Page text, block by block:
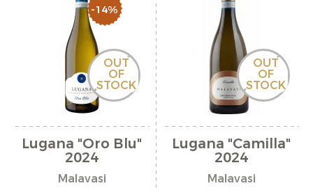
-14%
OUT
OF
STOCK
Lugana "Oro Blu"
2024
Malavasi
OUT
OF
STOCK
Lugana "Camilla"
2024
Malavasi